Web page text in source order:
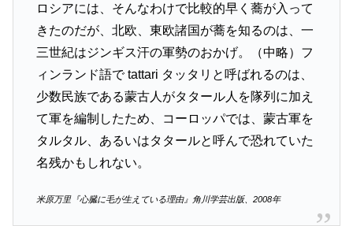
ロシアには、そんなわけで比較的早く蕎が入って
きたのだが、北欧、東欧諸国が蕎を知るのは、一
三世紀はジンギス汗の軍勢のおかげ。（中略）フ
ィンランド語で tattari タッタリと呼ばれるのは、
少数民族である蒙古人がタタール人を隊列に加え
て軍を編制したため、コーロッパでは、蒙古軍を
タルタル、あるいはタタールと呼んで恐れていた
名残かもしれない。
米原万里『心臓に毛が生えている理由』角川学芸出版、2008年